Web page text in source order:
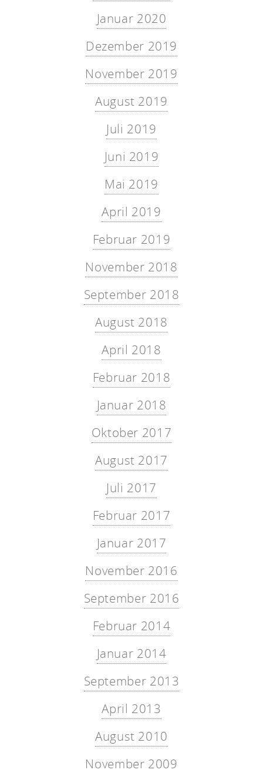
Januar 2020
Dezember 2019
November 2019
August 2019
Juli 2019
Juni 2019
Mai 2019
April 2019
Februar 2019
November 2018
September 2018
August 2018
April 2018
Februar 2018
Januar 2018
Oktober 2017
August 2017
Juli 2017
Februar 2017
Januar 2017
November 2016
September 2016
Februar 2014
Januar 2014
September 2013
April 2013
August 2010
November 2009